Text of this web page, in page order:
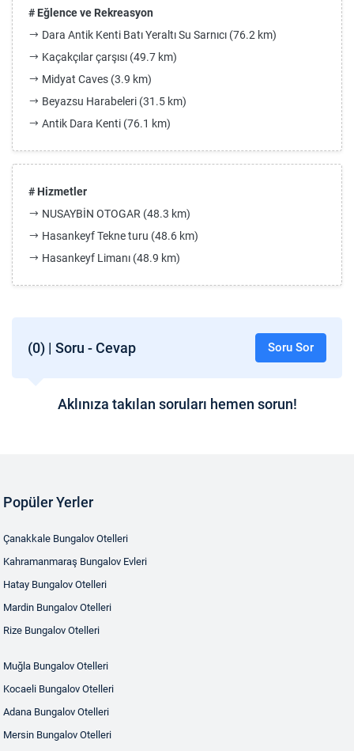
# Eğlence ve Rekreasyon
Dara Antik Kenti Batı Yeraltı Su Sarnıcı (76.2 km)
Kaçakçılar çarşısı (49.7 km)
Midyat Caves (3.9 km)
Beyazsu Harabeleri (31.5 km)
Antik Dara Kenti (76.1 km)
# Hizmetler
NUSAYBİN OTOGAR (48.3 km)
Hasankeyf Tekne turu (48.6 km)
Hasankeyf Limanı (48.9 km)
(0) | Soru - Cevap Soru Sor
Aklınıza takılan soruları hemen sorun!
Popüler Yerler
Çanakkale Bungalov Otelleri
Kahramanmaraş Bungalov Evleri
Hatay Bungalov Otelleri
Mardin Bungalov Otelleri
Rize Bungalov Otelleri
Muğla Bungalov Otelleri
Kocaeli Bungalov Otelleri
Adana Bungalov Otelleri
Mersin Bungalov Otelleri